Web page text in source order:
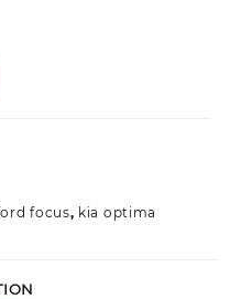
focus, kia optima